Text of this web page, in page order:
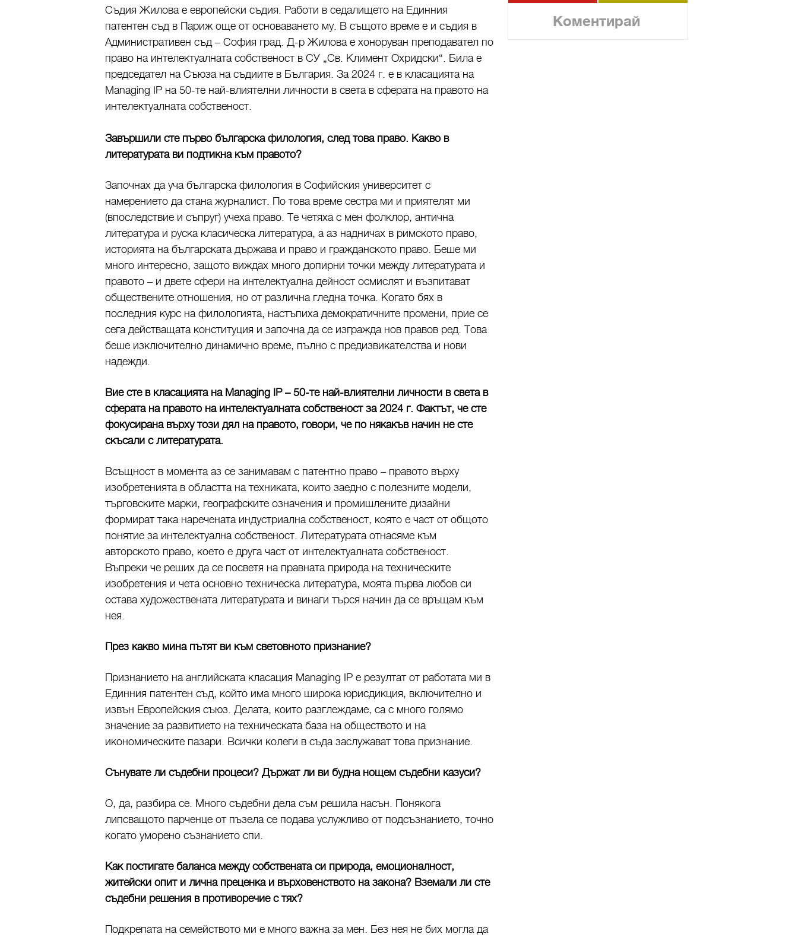
Съдия Жилова е европейски съдия. Работи в седалището на Единния
патентен съд в Париж още от основаването му. В същото време е и съдия в
Административен съд – София град. Д-р Жилова е хоноруван преподавател по
право на интелектуалната собственост в СУ „Св. Климент Охридски“. Била е
председател на Съюза на съдиите в България. За 2024 г. е в класацията на
Managing IP на 50-те най-влиятелни личности в света в сферата на правото на
интелектуалната собственост.
Завършили сте първо българска филология, след това право. Какво в
литературата ви подтикна към правото?
Започнах да уча българска филология в Софийския университет с
намерението да стана журналист. По това време сестра ми и приятелят ми
(впоследствие и съпруг) учеха право. Те четяха с мен фолклор, антична
литература и руска класическа литература, а аз надничах в римското право,
историята на българската държава и право и гражданското право. Беше ми
много интересно, защото виждах много допирни точки между литературата и
правото – и двете сфери на интелектуална дейност осмислят и възпитават
обществените отношения, но от различна гледна точка. Когато бях в
последния курс на филологията, настъпиха демократичните промени, прие се
сега действащата конституция и започна да се изгражда нов правов ред. Това
беше изключително динамично време, пълно с предизвикателства и нови
надежди.
Вие сте в класацията на Managing IP – 50-те най-влиятелни личности в света в
сферата на правото на интелектуалната собственост за 2024 г. Фактът, че сте
фокусирана върху този дял на правото, говори, че по някакъв начин не сте
скъсали с литературата.
Всъщност в момента аз се занимавам с патентно право – правото върху
изобретенията в областта на техниката, които заедно с полезните модели,
търговските марки, географските означения и промишлените дизайни
формират така наречената индустриална собственост, която е част от общото
понятие за интелектуална собственост. Литературата отнасяме към
авторското право, което е друга част от интелектуалната собственост.
Въпреки че реших да се посветя на правната природа на техническите
изобретения и чета основно техническа литература, моята първа любов си
остава художествената литературата и винаги търся начин да се връщам към
нея.
През какво мина пътят ви към световното признание?
Признанието на английската класация Managing IP е резултат от работата ми в
Единния патентен съд, който има много широка юрисдикция, включително и
извън Европейския съюз. Делата, които разглеждаме, са с много голямо
значение за развитието на техническата база на обществото и на
икономическите пазари. Всички колеги в съда заслужават това признание.
Сънувате ли съдебни процеси? Държат ли ви будна нощем съдебни казуси?
О, да, разбира се. Много съдебни дела съм решила насън. Понякога
липсващото парченце от пъзела се подава услужливо от подсъзнанието, точно
когато уморено съзнанието спи.
Как постигате баланса между собствената си природа, емоционалност,
житейски опит и лична преценка и върховенството на закона? Вземали ли сте
съдебни решения в противоречие с тях?
Подкрепата на семейството ми е много важна за мен. Без нея не бих могла да
Коментирай